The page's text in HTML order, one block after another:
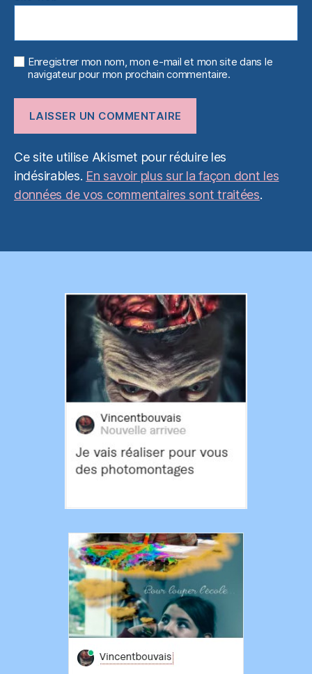
Enregistrer mon nom, mon e-mail et mon site dans le
navigateur pour mon prochain commentaire.
Ce site utilise Akismet pour réduire les
indésirables. En savoir plus sur la façon dont les
données de vos commentaires sont traitées.